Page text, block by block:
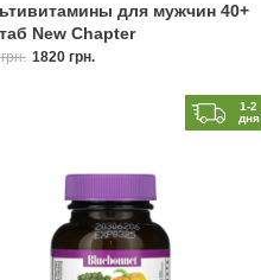
для мужчин 40+
New Chapter
1820 грн.
1-2
дня